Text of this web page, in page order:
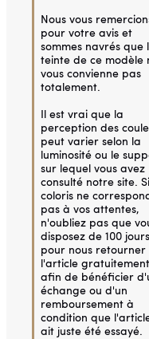
Nous vous
pour votre avis et
sommes navrés que
teinte de ce modèle
vous convienne pas
totalement.
Il est vrai que la
perception des
peut varier selon la
luminosité ou le
sur lequel vous avez
consulté notre site.
coloris ne
pas à vos attentes,
n'oubliez pas que
disposez de 100 jours
pour nous retourner
l'article gratuitement
afin de bénéficier
échange ou d'un
remboursement à
condition que
ait juste été essayé.